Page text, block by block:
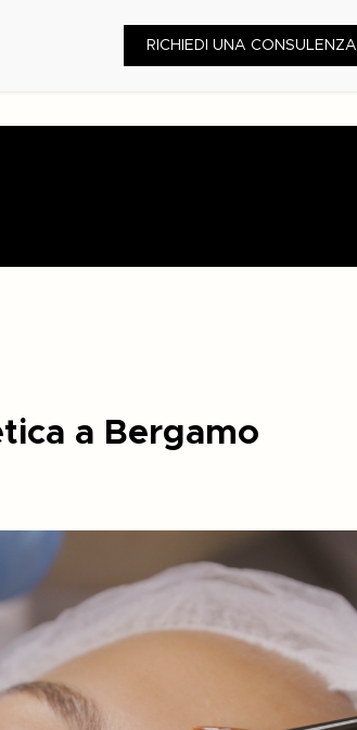
RICHIEDI UNA CONSULENZA
a Bergamo